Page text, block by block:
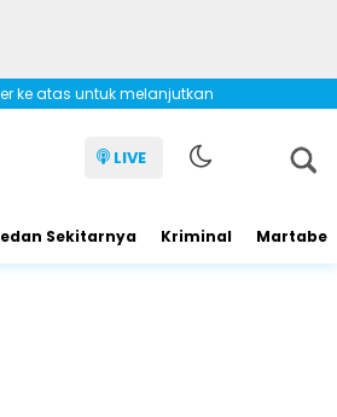
ke atas untuk melanjutkan
LIVE
Sekitarnya Kriminal Martabe